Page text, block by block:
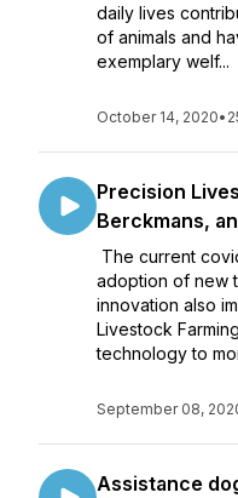
daily lives
of animals and
exemplary welf...
October 14, 2020•
Precision
Berckmans,
The current
adoption of new
innovation also
Livestock
technology to
September 08,
Assistance